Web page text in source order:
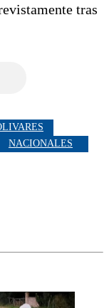
tras
NACIONALES